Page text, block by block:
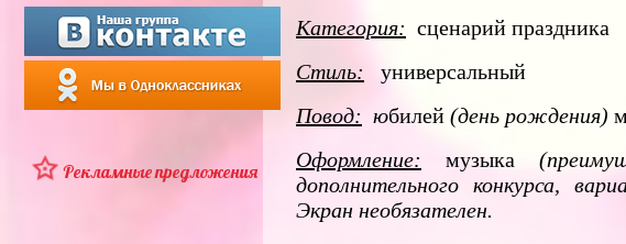
Рекламные предложения
Категория: сценарий праздника
Стиль: универсальный
Повод: юбилей (день рождения)
Оформление: музыка
дополнительного конкурса,
Экран необязателен.